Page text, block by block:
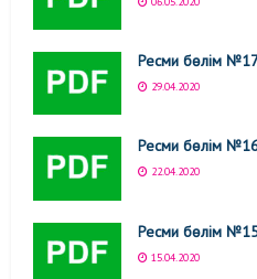
Ресми бөлім
29.04.2020
Ресми бөлім
22.04.2020
Ресми бөлім
15.04.2020